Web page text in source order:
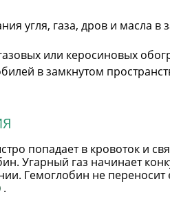
угля, газа, дров и масла в
или керосиновых
в замкнутом
попадает в кровоток и
Угарный газ начинает
Гемоглобин не
.